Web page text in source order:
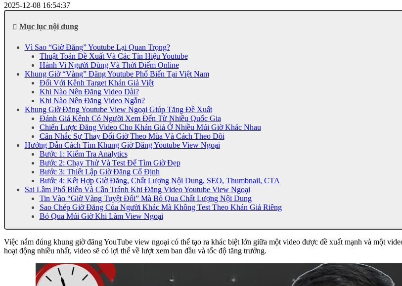
2025-12-08 16:54:37
Mục lục nội dung
Vì Sao “Giờ Đăng” Youtube Lại Quan Trọng?
Thuật Toán Đề Xuất Và Các Tín Hiệu Youtube
Hành Vi Người Dùng Và Thời Điểm Online
Khung Giờ “Vàng” Đăng Youtube Phổ Biến Tại Việt Nam
Đối Với Kênh Target Khán Giả Việt
Khi Nào Nên Đăng Video Dài?
Khi Nào Nên Đăng Video Ngắn?
Khung Giờ Đăng Youtube View Ngoại Giúp Tăng Đề Xuất
Đánh Giá Kênh Có Người Xem Đến Từ Nhiều Quốc Gia
Chiến Lược Đăng Video Cho Khán Giả Ở Nhiều Múi Giờ Khác Nhau
Cân Nhắc Sự Thay Đổi Giờ Theo Mùa Và Cách Theo Dõi
Hướng Dẫn Cách Tìm Khung Giờ Đăng Youtube View Ngoại
Bước 1: Kiểm Tra Analytics
Bước 2: Chạy Thử Và Test Để Tìm Giờ Đẹp
Bước 3: Thiết Lập Giờ Đăng Cố Định
Bước 4: Kết Hợp Giờ Đăng, Chất Lượng Nội Dung, SEO, Thumbnail, CTA
Sai Lầm Phổ Biến Và Cần Tránh Khi Đăng Video Youtube View Ngoại
Tin Vào “Giờ Vàng Tuyệt Đối” Mà Bỏ Qua Chất Lượng Nội Dung
Sao Chép Giờ Đăng Của Người Khác Mà Không Test Theo Khán Giả Riêng
Bỏ Qua Múi Giờ Khi Làm View Ngoại
Việc nắm đúng khung giờ đăng YouTube view ngoại có thể tạo ra khác biệt lớn giữa một video được đề xuất mạnh và một
hoạt động nhiều nhất, video sẽ có lợi thế về lượt xem ban đầu và tốc độ tăng trưởng.